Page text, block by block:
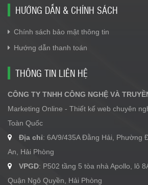
HƯỚNG DẪN & CHÍNH SÁCH
Chính sách bảo mật thông tin
Hướng dẫn thanh toán
THÔNG TIN LIÊN HỆ
CÔNG TY TNHH CÔNG NGHỆ VÀ
Marketing Online - Thiết kế web chuyên
Toàn Quốc
Địa chỉ: 6A/9/435A Đằng Hải, Phường
An, Hải Phòng
VPGD: P502 tầng 5 tòa nhà Apollo, lô
Quận Ngô Quyền, Hải Phòng